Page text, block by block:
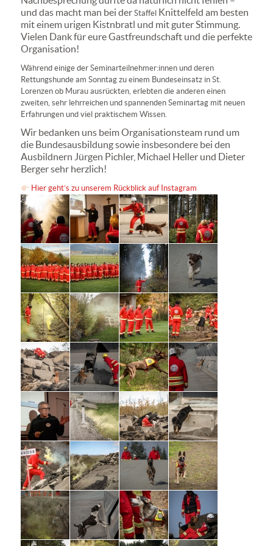
und das macht man bei der StaffelKnittelfeld am besten
mit einem urigen Kistnbratl und mit guter Stimmung.
Vielen Dank für eure Gastfreundschaft und die perfekte
Organisation!
Während einige der Seminarteilnehmer:innen und deren
Rettungshunde am Sonntag zu einem Bundeseinsatz in St.
Lorenzen ob Murau ausrückten, erlebten die anderen einen
zweiten, sehr lehrreichen und spannenden Seminartag mit neuen
Erfahrungen und viel praktischem Wissen.
Wir bedanken uns beim Organisationsteam rund um
die Bundesausbildung sowie insbesondere bei den
Ausbildnern Jürgen Pichler, Michael Heller und Dieter
Berger sehr herzlich!
Hier geht’s zu unserem Rückblick auf Instagram